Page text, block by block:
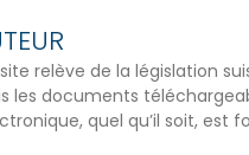
relève de la législation
les documents
quel qu’il soit,